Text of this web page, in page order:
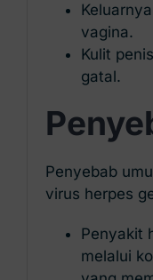
vagina.
Kulit
gatal.
Penyebab
virus herpes
Penyakit
melalui